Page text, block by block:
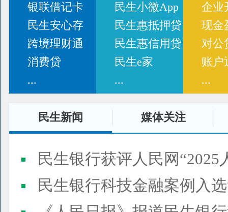
银联借记卡
民生安心存
跨境理财通
消费贷
...
民生小微App
民生惠抵押贷
民生惠信用贷
民生e家
...
企业
现金
对公
账户
...
民生新闻 媒体关注
民生银行获评人民网“2025
民生银行科技金融案例入选“2025人民